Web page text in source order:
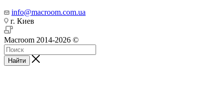
info@macroom.com.ua
г. Киев
Macroom 2014-2026 ©
Найти